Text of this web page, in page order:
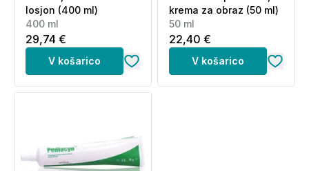
losjon (400 ml)
400 ml
29,74 €
V košarico
krema za obraz (50 ml)
50 ml
22,40 €
V košarico